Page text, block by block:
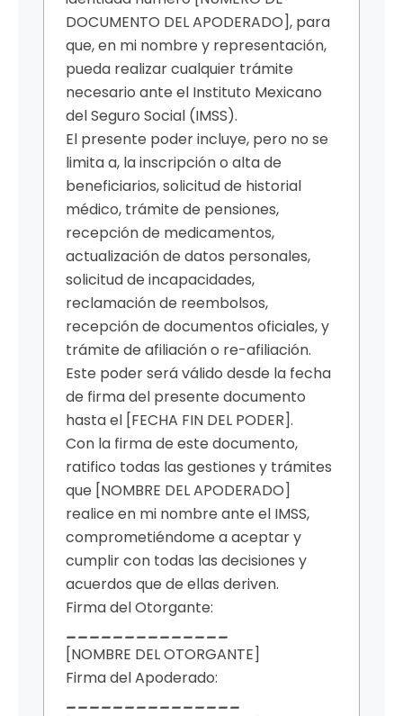
DOCUMENTO DEL APODERADO], para
que, en mi nombre y representación,
pueda realizar cualquier trámite
necesario ante el Instituto Mexicano
del Seguro Social (IMSS).
El presente poder incluye, pero no se
limita a, la inscripción o alta de
beneficiarios, solicitud de historial
médico, trámite de pensiones,
recepción de medicamentos,
actualización de datos personales,
solicitud de incapacidades,
reclamación de reembolsos,
recepción de documentos oficiales, y
trámite de afiliación o re-afiliación.
Este poder será válido desde la fecha
de firma del presente documento
hasta el [FECHA FIN DEL PODER].
Con la firma de este documento,
ratifico todas las gestiones y trámites
que [NOMBRE DEL APODERADO]
realice en mi nombre ante el IMSS,
comprometiéndome a aceptar y
cumplir con todas las decisiones y
acuerdos que de ellas deriven.
Firma del Otorgante:
______________
[NOMBRE DEL OTORGANTE]
Firma del Apoderado:
_______________